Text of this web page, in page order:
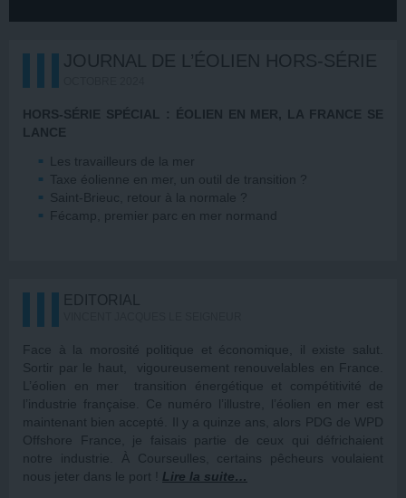
JOURNAL DE L’ÉOLIEN HORS-SÉRIE
HORS-SÉRIE SPÉCIAL : ÉOLIEN EN MER, LA FRANCE SE
LANCE
Les travailleurs de la mer
Taxe éolienne en mer, un outil de transition ?
Saint-Brieuc, retour à la normale ?
Fécamp, premier parc en mer normand
EDITORIAL
Face à la morosité politique et économique, il existe salut.
Sortir par le haut, vigoureusement renouvelables en France.
L’éolien en mer transition énergétique et compétitivité de
l’industrie française. Ce numéro l’illustre, l’éolien en mer est
maintenant bien accepté. Il y a quinze ans, alors PDG de WPD
Offshore France, je faisais partie de ceux qui défrichaient
notre industrie. À Courseulles, certains pêcheurs voulaient
nous jeter dans le port ! Lire la suite…